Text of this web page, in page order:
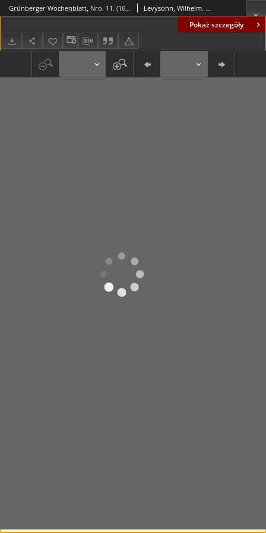
Pokaż szczegóły
Grünberger Wochenblatt, Nro. 11. (16. März 1839) Levysohn, Wilhelm. Red.